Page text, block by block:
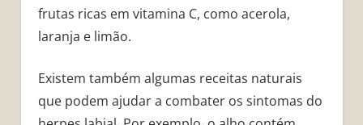
frutas ricas em vitamina C, como acerola,
laranja e limão.
Existem também algumas receitas naturais
que podem ajudar a combater os sintomas do